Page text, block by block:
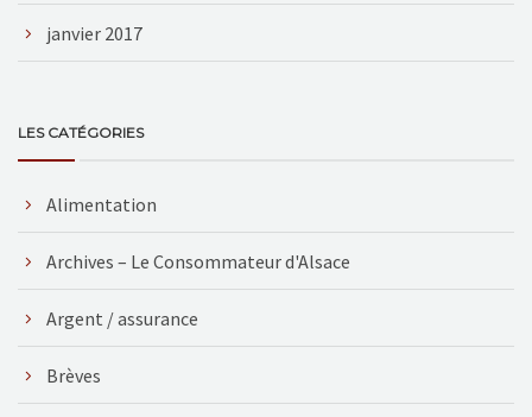
janvier 2017
LES CATÉGORIES
Alimentation
Archives – Le Consommateur d'Alsace
Argent / assurance
Brèves